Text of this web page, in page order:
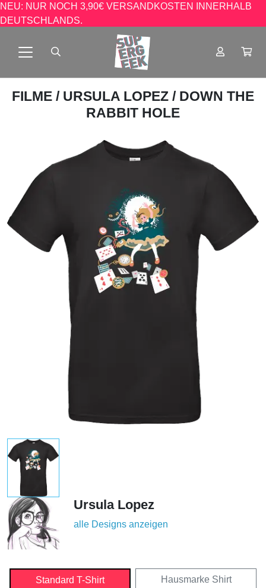
NEU: NUR NOCH 3,90€ VERSANDKOSTEN INNERHALB
DEUTSCHLANDS.
FILME / URSULA LOPEZ / DOWN THE
RABBIT HOLE
Ursula Lopez
alle Designs anzeigen
Standard T-Shirt Hausmarke Shirt